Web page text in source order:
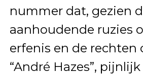
nummer dat, gezien
aanhoudende ruzies
erfenis en de rechten
“André Hazes”,